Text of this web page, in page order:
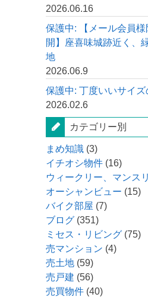
2026.06.16
保護中: 【メール会員
開】座喜味城跡近く、
地
2026.06.9
保護中: 丁度いいサイ
2026.02.6
カテゴリー別
まめ知識 (3)
イチオシ物件 (16)
ウィークリー、マンス
オーシャンビュー (15)
バイク部屋 (7)
ブログ (351)
ミセス・リビング (75)
売マンション (4)
売土地 (59)
売戸建 (56)
売買物件 (40)